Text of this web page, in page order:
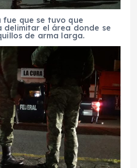
fue que se tuvo que
el área donde se
de arma larga.